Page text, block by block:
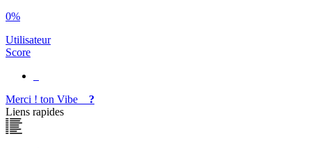
0%
Utilisateur
Score
Merci ! ton Vibe
?
Liens rapides